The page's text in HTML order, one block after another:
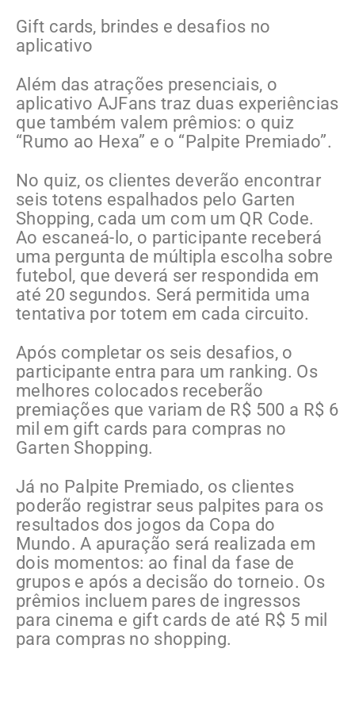
Gift cards, brindes e desafios no
aplicativo
Além das atrações presenciais, o
aplicativo AJFans traz duas experiências
que também valem prêmios: o quiz
“Rumo ao Hexa” e o “Palpite Premiado”.
No quiz, os clientes deverão encontrar
seis totens espalhados pelo Garten
Shopping, cada um com um QR Code.
Ao escaneá-lo, o participante receberá
uma pergunta de múltipla escolha sobre
futebol, que deverá ser respondida em
até 20 segundos. Será permitida uma
tentativa por totem em cada circuito.
Após completar os seis desafios, o
participante entra para um ranking. Os
melhores colocados receberão
premiações que variam de R$ 500 a R$ 6
mil em gift cards para compras no
Garten Shopping.
Já no Palpite Premiado, os clientes
poderão registrar seus palpites para os
resultados dos jogos da Copa do
Mundo. A apuração será realizada em
dois momentos: ao final da fase de
grupos e após a decisão do torneio. Os
prêmios incluem pares de ingressos
para cinema e gift cards de até R$ 5 mil
para compras no shopping.